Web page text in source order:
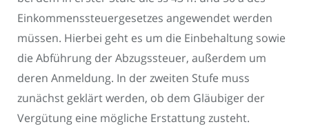
Einkommenssteuergesetzes angewendet werden
müssen. Hierbei geht es um die Einbehaltung sowie
die Abführung der Abzugssteuer, außerdem um
deren Anmeldung. In der zweiten Stufe muss
zunächst geklärt werden, ob dem Gläubiger der
Vergütung eine mögliche Erstattung zusteht.